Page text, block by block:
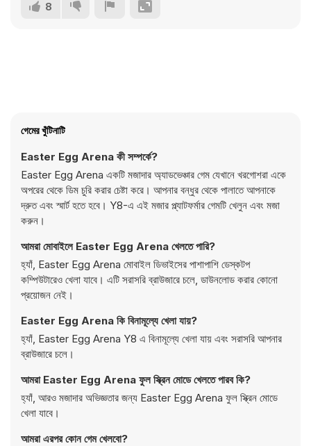
8
গেমের খুঁটিনাটি
Easter Egg Arena কী সম্পর্কে?
Easter Egg Arena একটি মজাদার অ্যাডভেঞ্চার গেম যেখানে খরগোশরা একে
অপরের থেকে ডিম চুরি করার চেষ্টা করে। আপনার বন্ধুর থেকে পালাতে আপনাকে
দ্রুত এবং স্মার্ট হতে হবে। Y8-এ এই মজার প্ল্যাটফর্মার গেমটি খেলুন এবং মজা
করুন।
আমরা মোবাইলে Easter Egg Arena খেলতে পারি?
হ্যাঁ, Easter Egg Arena মোবাইল ডিভাইসের পাশাপাশি ডেস্কটপ
কম্পিউটারেও খেলা যাবে। এটি সরাসরি ব্রাউজারে চলে, ডাউনলোড করার কোনো
প্রয়োজন নেই।
Easter Egg Arena কি বিনামূল্যে খেলা যায়?
হ্যাঁ, Easter Egg Arena Y8 এ বিনামূল্যে খেলা যায় এবং সরাসরি আপনার
ব্রাউজারে চলে।
আমরা Easter Egg Arena ফুল স্ক্রিন মোডে খেলতে পারব কি?
হ্যাঁ, আরও মজাদার অভিজ্ঞতার জন্য Easter Egg Arena ফুল স্ক্রিন মোডে
খেলা যাবে।
আমরা এরপর কোন গেম খেলবো?